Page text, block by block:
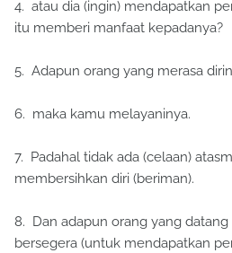
4. atau dia (ingin) mendapatkan
itu memberi manfaat kepadanya?
5. Adapun orang yang merasa
6. maka kamu melayaninya.
7. Padahal tidak ada (celaan)
membersihkan diri (beriman).
8. Dan adapun orang yang
bersegera (untuk mendapatkan